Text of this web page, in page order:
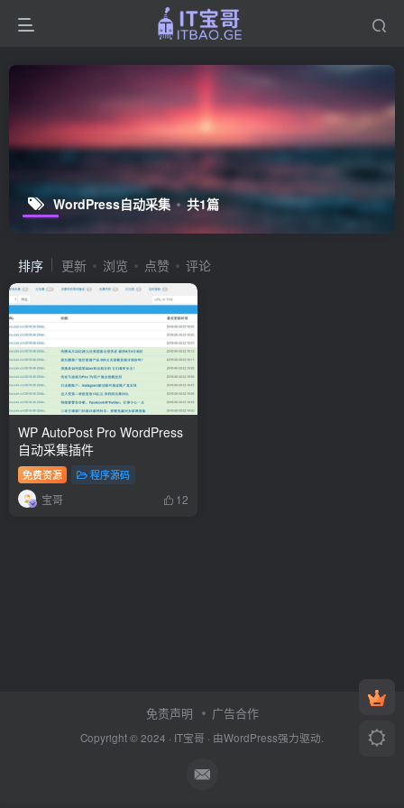
WordPress自动采集 共1篇
排序 更新 浏览 点赞 评论
WP AutoPost Pro WordPress
自动采集插件
免费资源 程序源码
宝哥 12
免责声明 广告合作
Copyright © 2024 · IT宝哥 · 由WordPress强力驱动.